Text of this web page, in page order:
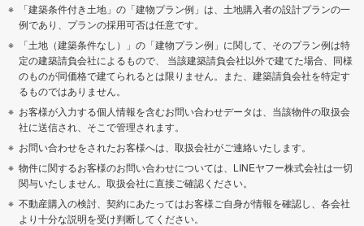
「建築条件付き土地」の「建物プラン例」は、土地購入者の設計プランの一
例であり、プランの採用可否は任意です。
「土地（建築条件なし）」の「建物プラン例」に関して、そのプラン例は特
定の建築請負会社によるもので、 当該建築請負会社以外で建てた場合、同様
のものが同価格で建てられるとは限りません。また、建築請負会社を特定す
るものではありません。
お客様が入力する個人情報を含むお問い合わせデータは、当該物件の取扱会
社に送信され、そこで管理されます。
お問い合わせをされたお客様へは、取扱会社がご連絡いたします。
物件に関するお客様のお問い合わせについては、LINEヤフー株式会社は一切
関与いたしません。取扱会社に直接ご確認ください。
不動産購入の検討、契約にあたってはお客様ご自身が情報を確認し、各会社
より十分な説明を受け判断してください。